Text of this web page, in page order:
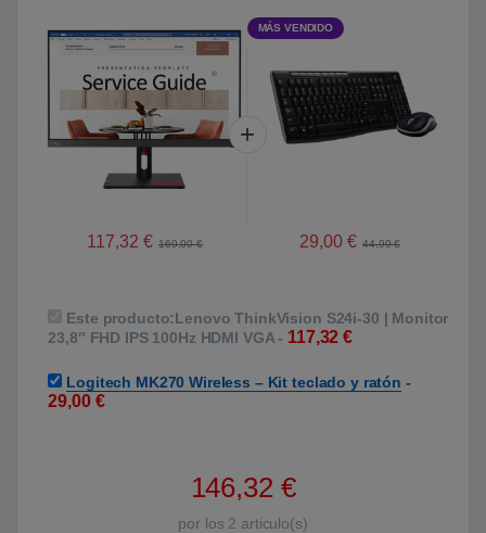
117,32 € 169,00€
MÁS VENDIDO
29,00 € 44,99€
Este producto:Lenovo ThinkVision S24i-30 | Monitor
23,8″ FHD IPS 100Hz HDMI VGA- 117,32€
Logitech MK270 Wireless – Kit teclado y ratón -
29,00 €
146,32 €
por los 2 articulo(s)